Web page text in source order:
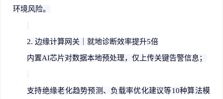
环境风险。
2. 边缘计算网关｜就地诊断效率提升5倍
内置AI芯片对数据本地预处理，仅上传关键告警信息；
支持绝缘老化趋势预测、负载率优化建议等10种算法模